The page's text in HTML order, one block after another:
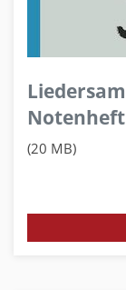
Notenheft
(20 MB)